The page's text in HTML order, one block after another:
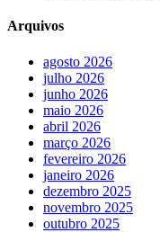
Arquivos
agosto 2026
julho 2026
junho 2026
maio 2026
abril 2026
março 2026
fevereiro 2026
janeiro 2026
dezembro 2025
novembro 2025
outubro 2025